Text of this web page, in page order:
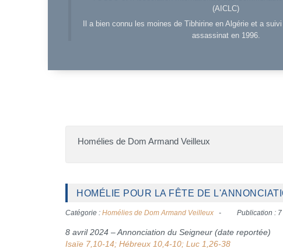
(AICLC)
Il a bien connu les moines de Tibhirine en Algérie et a
assassinat en 1996.
Homélies de Dom Armand Veilleux
HOMÉLIE POUR LA FÊTE DE
Catégorie : Homélies de Dom Armand Veilleux Publication :
8 avril 2024 – Annonciation du Seigneur (date reportée)
Isaïe 7,10-14; Hébreux 10,4-10; Luc 1,26-38